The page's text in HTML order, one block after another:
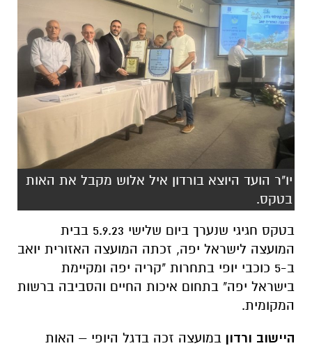
יו"ר הועד היוצא בורדון איל אלוש מקבל את האות
בטקס.
בטקס חגיגי שנערך ביום שלישי 5.9.23 בבית
המועצה לישראל יפה, זכתה המועצה האזורית יואב
ב-5 כוכבי יופי בתחרות "קריה יפה ומקיימת
בישראל יפה" בתחום איכות החיים והסביבה ברשות
המקומית.
היישוב ורדון במועצה זכה בדגל היופי – האות